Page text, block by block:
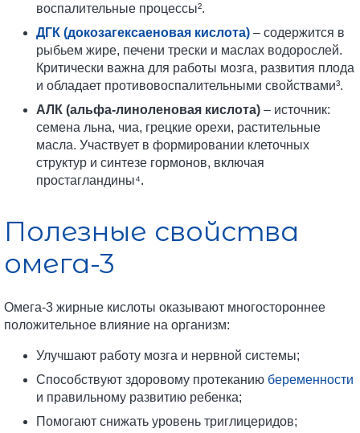
воспалительные процессы².
ДГК (докозагексаеновая кислота) – содержится в
рыбьем жире, печени трески и маслах водорослей.
Критически важна для работы мозга, развития плода
и обладает противовоспалительными свойствами³.
АЛК (альфа-линоленовая кислота) – источник:
семена льна, чиа, грецкие орехи, растительные
масла. Участвует в формировании клеточных
структур и синтезе гормонов, включая
простагландины⁴.
Полезные свойства
омега-3
Омега-3 жирные кислоты оказывают многостороннее
положительное влияние на организм:
Улучшают работу мозга и нервной системы;
Способствуют здоровому протеканию беременности
и правильному развитию ребенка;
Помогают снижать уровень триглицеридов;